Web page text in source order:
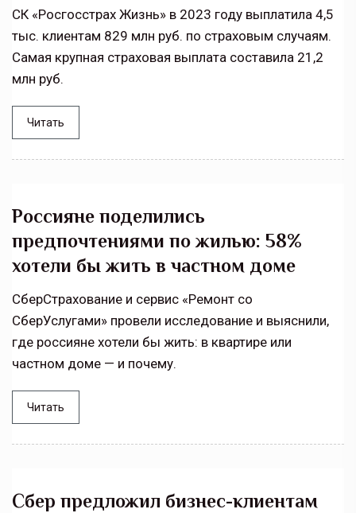
СК «Росгосстрах Жизнь» в 2023 году выплатила 4,5
тыс. клиентам 829 млн руб. по страховым случаям.
Самая крупная страховая выплата составила 21,2
млн руб.
Читать
Россияне поделились
предпочтениями по жилью: 58%
хотели бы жить в частном доме
СберСтрахование и сервис «Ремонт со
СберУслугами» провели исследование и выяснили,
где россияне хотели бы жить: в квартире или
частном доме — и почему.
Читать
Сбер предложил бизнес-клиентам